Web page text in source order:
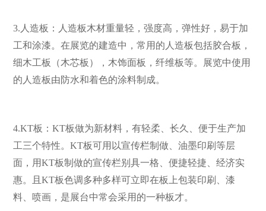
3.人造板：人造板木材重量轻，强度高，弹性好，易于加
工和涂漆。在展览的建造中，常用的人造板包括胶合板，
细木工板（木芯板），木饰面板，纤维板等。展览中使用
的人造板由防水和着色的涂料制成。
4.KT板：KT板做为新材料，有轻柔、长久、便于生产加
工三个特性。KT板可用以宣传栏制做、油墨印刷等层
面，用KT板制做的宣传栏别具一格、便捷轻捷、经济实
惠。且KT板色调多种多样可立即在板上包装印刷、漆
料、喷画，是展台中常会采用的一种板才。